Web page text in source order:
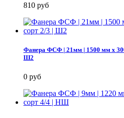
810 руб
Фанера ФСФ | 21мм | 1500 мм х
Ш2
0 руб